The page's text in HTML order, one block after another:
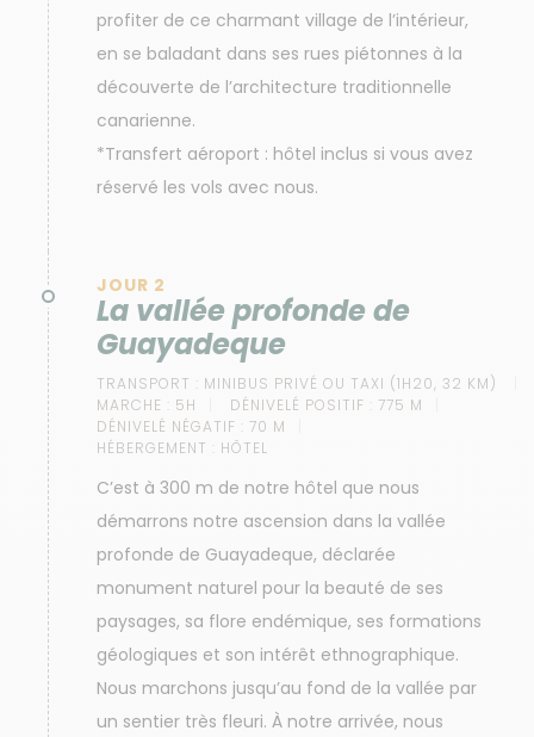
profiter de ce charmant village de l’intérieur,
en se baladant dans ses rues piétonnes à la
découverte de l’architecture traditionnelle
canarienne.
*Transfert aéroport : hôtel inclus si vous avez
réservé les vols avec nous.
JOUR 2
La vallée profonde de
Guayadeque
TRANSPORT : MINIBUS PRIVÉ OU TAXI (1H20, 32 KM)
MARCHE : 5H DÉNIVELÉ POSITIF : 775 M
DÉNIVELÉ NÉGATIF : 70 M
HÉBERGEMENT : HÔTEL
C’est à 300 m de notre hôtel que nous
démarrons notre ascension dans la vallée
profonde de Guayadeque, déclarée
monument naturel pour la beauté de ses
paysages, sa flore endémique, ses formations
géologiques et son intérêt ethnographique.
Nous marchons jusqu’au fond de la vallée par
un sentier très fleuri. À notre arrivée, nous